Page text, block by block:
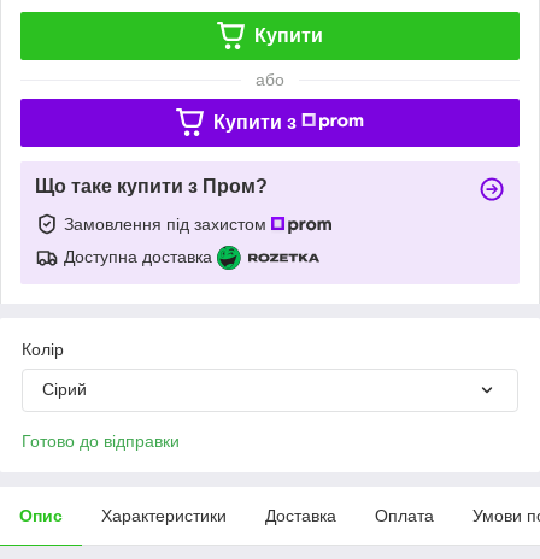
Купити
або
Купити з
Що таке купити з Пром?
Замовлення під захистом
Доступна доставка
Колір
Сірий
Готово до відправки
Опис Характеристики Доставка Оплата Умови